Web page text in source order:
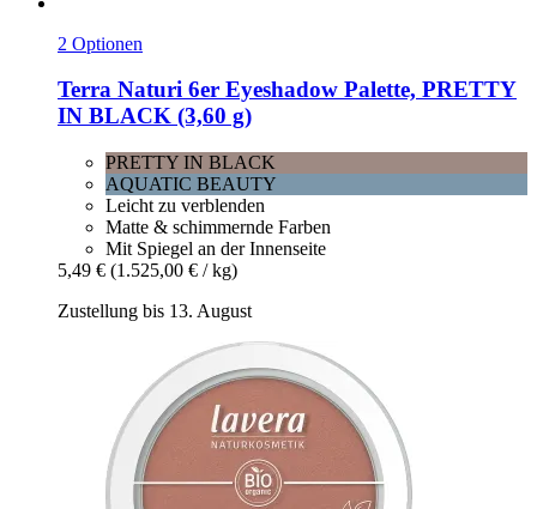
2 Optionen
Terra Naturi 6er Eyeshadow Palette, PRETTY
IN BLACK (3,60 g)
PRETTY IN BLACK
AQUATIC BEAUTY
Leicht zu verblenden
Matte & schimmernde Farben
Mit Spiegel an der Innenseite
5,49 € (1.525,00 € / kg)
Zustellung bis 13. August